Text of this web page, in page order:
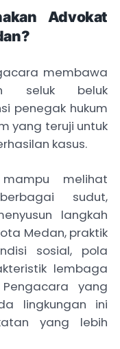
Advokat
membawa
seluk beluk
penegak hukum
yang teruji untuk
kasus.
melihat
sudut,
langkah
Medan, praktik
sosial, pola
lembaga
yang
lingkungan ini
yang lebih